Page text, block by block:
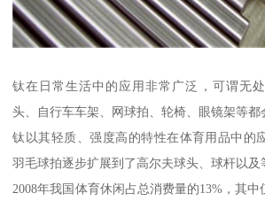
钛在日常生活中的应用非常广泛，可谓无
头、自行车车架、网球拍、轮椅、眼镜架等都
钛以其轻质、强度高的特性在体育用品中的
羽毛球拍逐步扩展到了高尔夫球头、球杆以及
2008年我国体育休闲占总消费量的13%，其